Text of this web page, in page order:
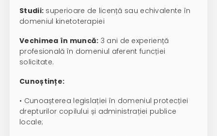
Studii: superioare de licență sau echivalente în
domeniul kinetoterapiei
Vechimea în muncă: 3 ani de experiență
profesională în domeniul aferent funcției
solicitate.
Cunoștințe:
• Cunoașterea legislației în domeniul protecției
drepturilor copilului și administrației publice
locale;